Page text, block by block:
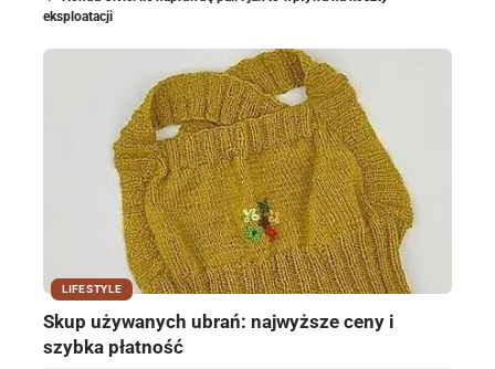
eksploatacji
LIFESTYLE
Skup używanych ubrań: najwyższe ceny i
szybka płatność